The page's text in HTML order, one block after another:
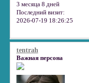
3 месяца 8 дней
Последний визит:
2026-07-19 18:26:25
tentrah
Важная персона